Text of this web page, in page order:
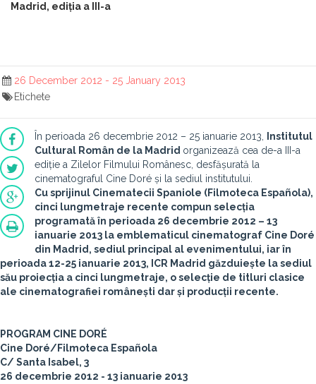
Madrid, ediția a III-a
26 December 2012 - 25 January 2013
Etichete
În perioada 26 decembrie 2012 – 25 ianuarie 2013,
Institutul
Cultural Român de la Madrid organizează cea de-a III-a
ediție a Zilelor Filmului Românesc, desfășurată la
cinematograful Cine Doré și la sediul institutului.
Cu sprijinul Cinematecii Spaniole (Filmoteca Española),
cinci lungmetraje recente compun selecția
programată în perioada 26 decembrie 2012 – 13
ianuarie 2013 la emblematicul cinematograf Cine Doré
din Madrid, sediul principal al evenimentului, iar în
perioada 12-25 ianuarie 2013, ICR Madrid găzduiește la sediul
său proiecția a cinci lungmetraje, o selecție de titluri clasice
ale cinematografiei românești dar și producții recente.
PROGRAM CINE DORÉ
Cine Doré/Filmoteca Española
C/ Santa Isabel, 3
26 decembrie 2012 - 13 ianuarie 2013